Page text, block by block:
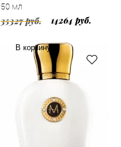
50 мл
35327 руб. 14264 руб.
В корзину